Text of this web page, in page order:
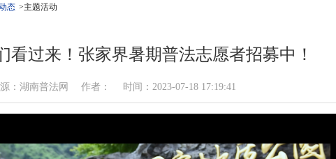
态 >主题活动
看过来！张家界暑期普法志愿者招募中！
：湖南普法网 作者： 时间：2023-07-18 17:19:41